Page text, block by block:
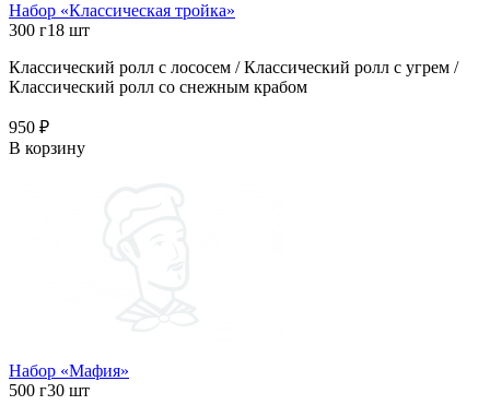
Набор «Классическая тройка»
300 г18 шт
Классический ролл с лососем / Классический ролл с угрем /
Классический ролл со снежным крабом
950 ₽
В корзину
Набор «Мафия»
500 г30 шт